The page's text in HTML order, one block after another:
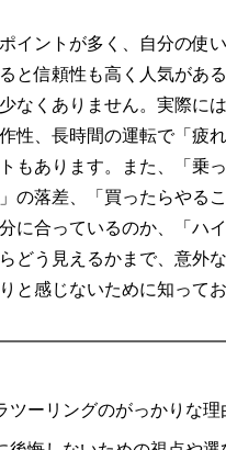
イントが多く、自分の使
と信頼性も高く人気があ
なくありません。実際に
性、長時間の運転で「疲
もあります。また、「乗
の落差、「買ったらやる
分に合っているのか、「ハ
どう見えるかまで、意外
と感じないために知って
ツーリングのがっかりな